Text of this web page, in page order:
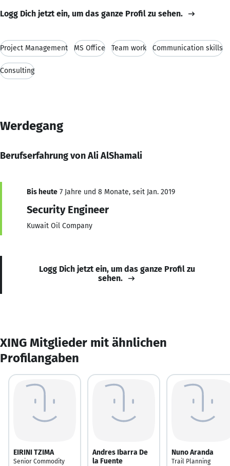
Logg Dich jetzt ein, um das ganze Profil zu sehen.
Project Management MS Office Team work Communication skills
Consulting
Werdegang
Berufserfahrung von Ali AlShamali
Bis heute 7 Jahre und 8 Monate, seit Jan. 2019
Security Engineer
Kuwait Oil Company
Logg Dich jetzt ein, um das ganze Profil zu
sehen.
XING Mitglieder mit ähnlichen
Profilangaben
EIRINI TZIMA
Senior Commodity
Andres Ibarra De
la Fuente
Nuno Aranda
Trail Planning